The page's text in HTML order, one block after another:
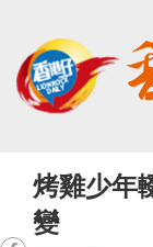
烤雞少年
變